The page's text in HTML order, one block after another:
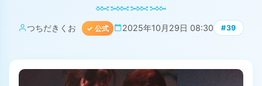
つちだきくお ✓ 公式 2025年10月29日 08:30 #39